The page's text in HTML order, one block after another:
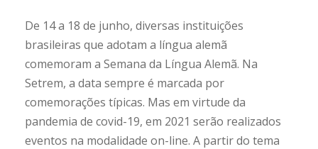
De 14 a 18 de junho, diversas instituições
brasileiras que adotam a língua alemã
comemoram a Semana da Língua Alemã. Na
Setrem, a data sempre é marcada por
comemorações típicas. Mas em virtude da
pandemia de covid-19, em 2021 serão realizados
eventos na modalidade on-line. A partir do tema